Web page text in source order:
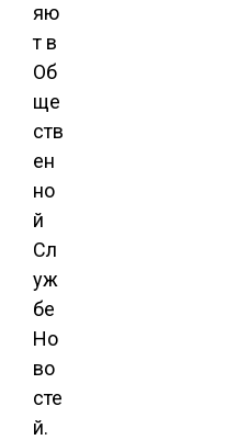
яю
т в
Об
ще
ств
ен
но
й
Сл
уж
бе
Но
во
сте
й.